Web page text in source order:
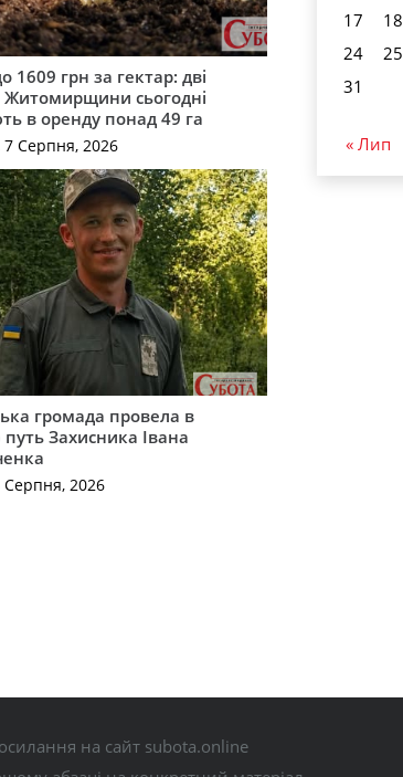
1609 грн за гектар: дві
Житомирщини сьогодні
в оренду понад 49 га
7 Серпня, 2026
громада провела в
Захисника Івана
Серпня, 2026
17
18
24
25
31
« Лип
на сайт subota.online